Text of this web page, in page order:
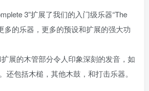
3”扩展了我们的入门级乐器“The
多的乐器，更多的预设和扩展的强大功
展的木管部分令人印象深刻的发音，如
还包括木槌，其他木鼓，和打击乐器。